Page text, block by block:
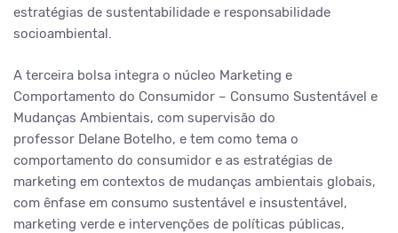
estratégias de sustentabilidade e responsabilidade
socioambiental.
A terceira bolsa integra o núcleo Marketing e
Comportamento do Consumidor – Consumo Sustentável e
Mudanças Ambientais, com supervisão do
professor Delane Botelho, e tem como tema o
comportamento do consumidor e as estratégias de
marketing em contextos de mudanças ambientais globais,
com ênfase em consumo sustentável e insustentável,
marketing verde e intervenções de políticas públicas,